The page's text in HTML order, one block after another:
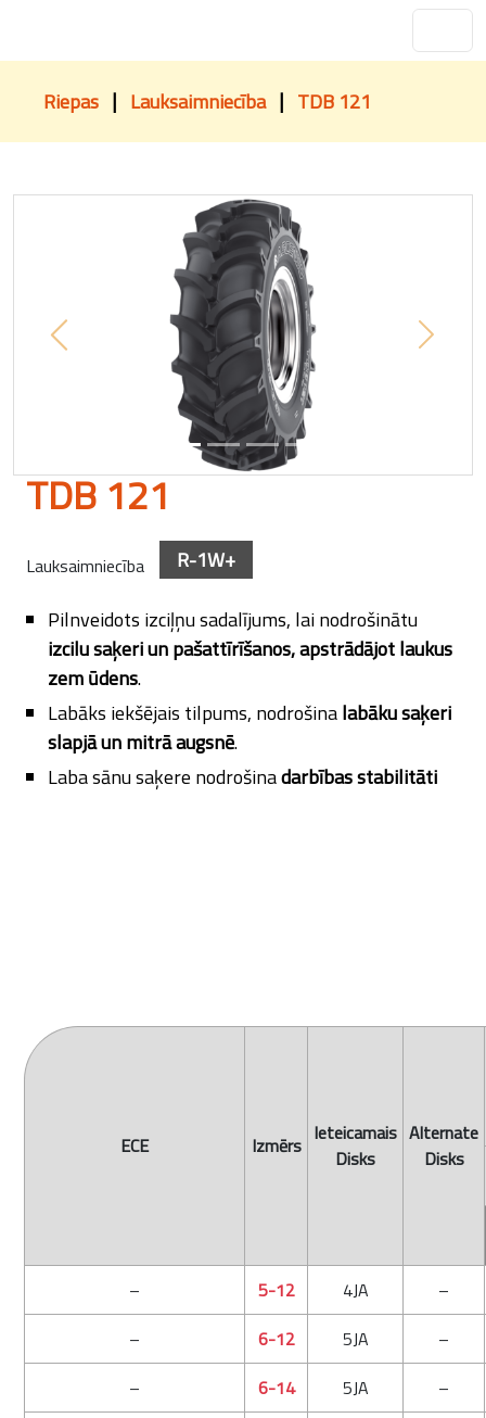
Riepas | Lauksaimniecība | TDB 121
Previous Next
TDB 121
Lauksaimniecība R-1W+
Pilnveidots izciļņu sadalījums, lai nodrošinātu
izcilu saķeri un pašattīrīšanos,apstrādājot laukus
zem ūdens.
Labāks iekšējais tilpums, nodrošinalabāku saķeri
slapjā un mitrā augsnē.
Laba sānu saķere nodrošinadarbības stabilitāti
ECE Izmērs Ieteicamais
Disks
Alternate
Disks
– 5-12 4JA
–
–
6-12 5JA
–
–
6-14 5JA –